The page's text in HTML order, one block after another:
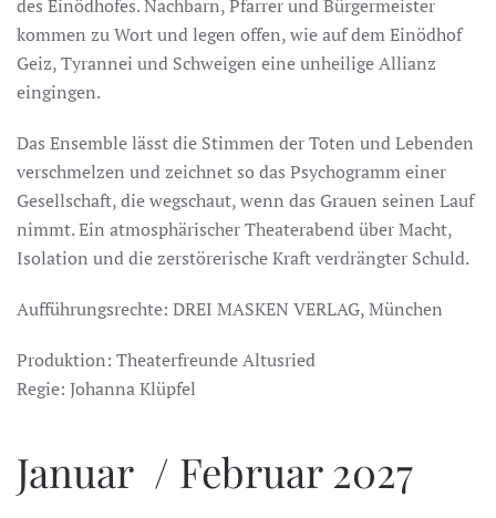
des Einödhofes. Nachbarn, Pfarrer und Bürgermeister
kommen zu Wort und legen offen, wie auf dem Einödhof
Geiz, Tyrannei und Schweigen eine unheilige Allianz
eingingen.
Das Ensemble lässt die Stimmen der Toten und Lebenden
verschmelzen und zeichnet so das Psychogramm einer
Gesellschaft, die wegschaut, wenn das Grauen seinen Lauf
nimmt. Ein atmosphärischer Theaterabend über Macht,
Isolation und die zerstörerische Kraft verdrängter Schuld.
Aufführungsrechte: DREI MASKEN VERLAG, München
Produktion: Theaterfreunde Altusried
Regie: Johanna Klüpfel
Januar / Februar 2027